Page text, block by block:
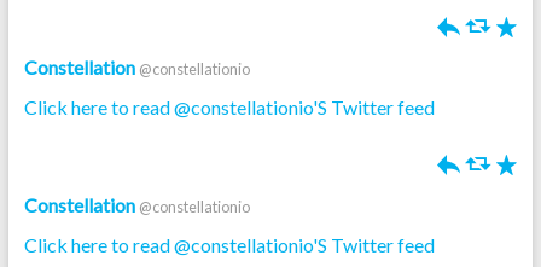
h J R
Constellation @constellationio
Click here to read @constellationio'S Twitter feed
h J R
Constellation @constellationio
Click here to read @constellationio'S Twitter feed